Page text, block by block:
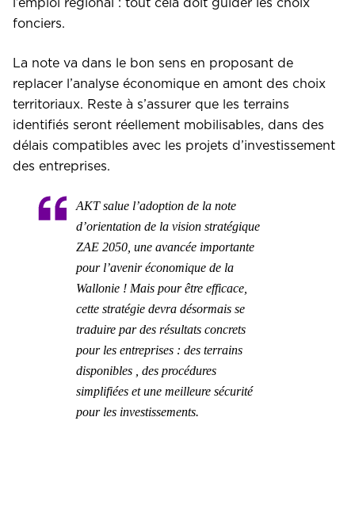
l’emploi régional : tout cela doit guider les choix
fonciers.
La note va dans le bon sens en proposant de
replacer l’analyse économique en amont des choix
territoriaux. Reste à s’assurer que les terrains
identifiés seront réellement mobilisables, dans des
délais compatibles avec les projets d’investissement
des entreprises.
AKT salue l’adoption de la note
d’orientation de la vision stratégique
ZAE 2050, une avancée importante
pour l’avenir économique de la
Wallonie ! Mais pour être efficace,
cette stratégie devra désormais se
traduire par des résultats concrets
pour les entreprises : des terrains
disponibles , des procédures
simplifiées et une meilleure sécurité
pour les investissements.